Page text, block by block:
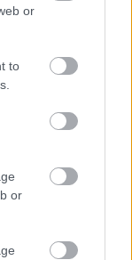
or
to
or
είχαν